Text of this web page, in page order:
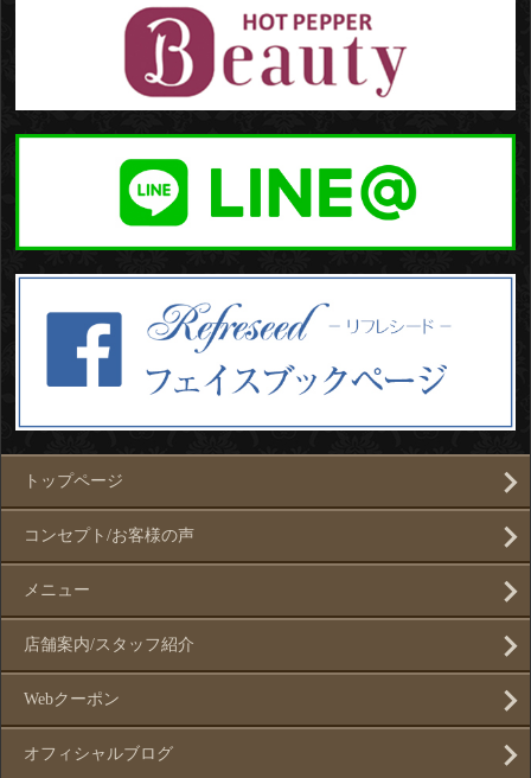
トップページ
コンセプト/お客様の声
メニュー
店舗案内/スタッフ紹介
Webクーポン
オフィシャルブログ